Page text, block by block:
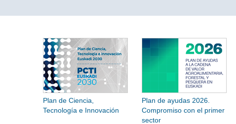
Plan de Ciencia,
Tecnología e Innovación
Plan de ayudas 2026.
Compromiso con el primer
sector